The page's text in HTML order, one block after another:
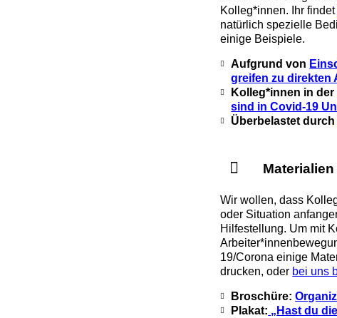
Kolleg*innen. Ihr findet
natürlich spezielle
einige Beispiele.
Aufgrund von
greifen zu direkten
Kolleg*innen in der
sind in Covid-19
Überbelastet
Wir wollen, dass
oder Situation
Hilfestellung. Um mit
19/Corona einige
drucken, oder bei uns
Broschüre:
Plakat: „Hast du